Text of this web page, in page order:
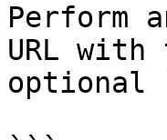
Perform
URL
optional